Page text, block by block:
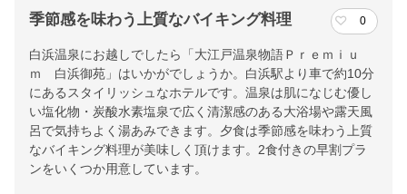
季節感を味わう上質なバイキング料理 0
白浜温泉にお越しでしたら「大江戸温泉物語Ｐｒｅｍｉｕ
ｍ 白浜御苑」はいかがでしょうか。白浜駅より車で約10分
にあるスタイリッシュなホテルです。温泉は肌になじむ優し
い塩化物・炭酸水素塩泉で広く清潔感のある大浴場や露天風
呂で気持ちよく湯あみできます。夕食は季節感を味わう上質
なバイキング料理が美味しく頂けます。2食付きの早割プラ
ンをいくつか用意しています。